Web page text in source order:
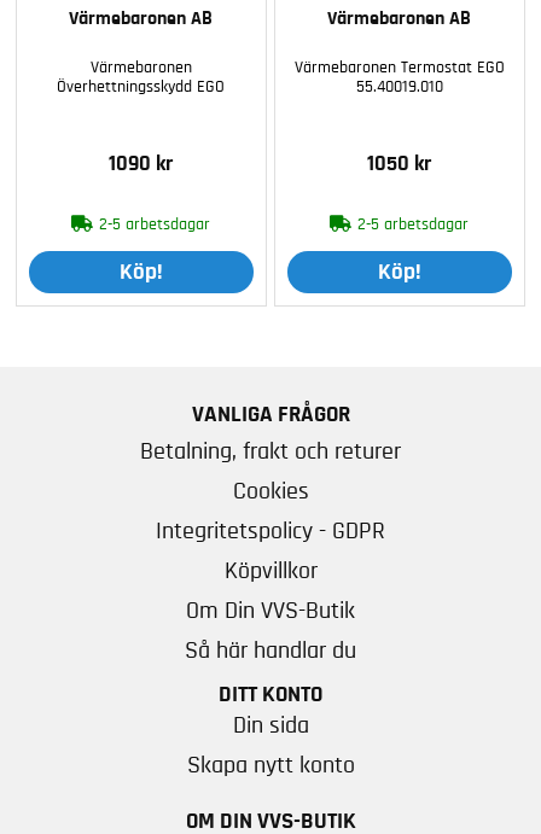
Värmebaronen AB
Värmebaronen
Överhettningsskydd EGO
1090 kr
2-5 arbetsdagar
Köp!
Värmebaronen AB
Värmebaronen Termostat EGO
55.40019.010
1050 kr
2-5 arbetsdagar
Köp!
VANLIGA FRÅGOR
Betalning, frakt och returer
Cookies
Integritetspolicy - GDPR
Köpvillkor
Om Din VVS-Butik
Så här handlar du
DITT KONTO
Din sida
Skapa nytt konto
OM DIN VVS-BUTIK